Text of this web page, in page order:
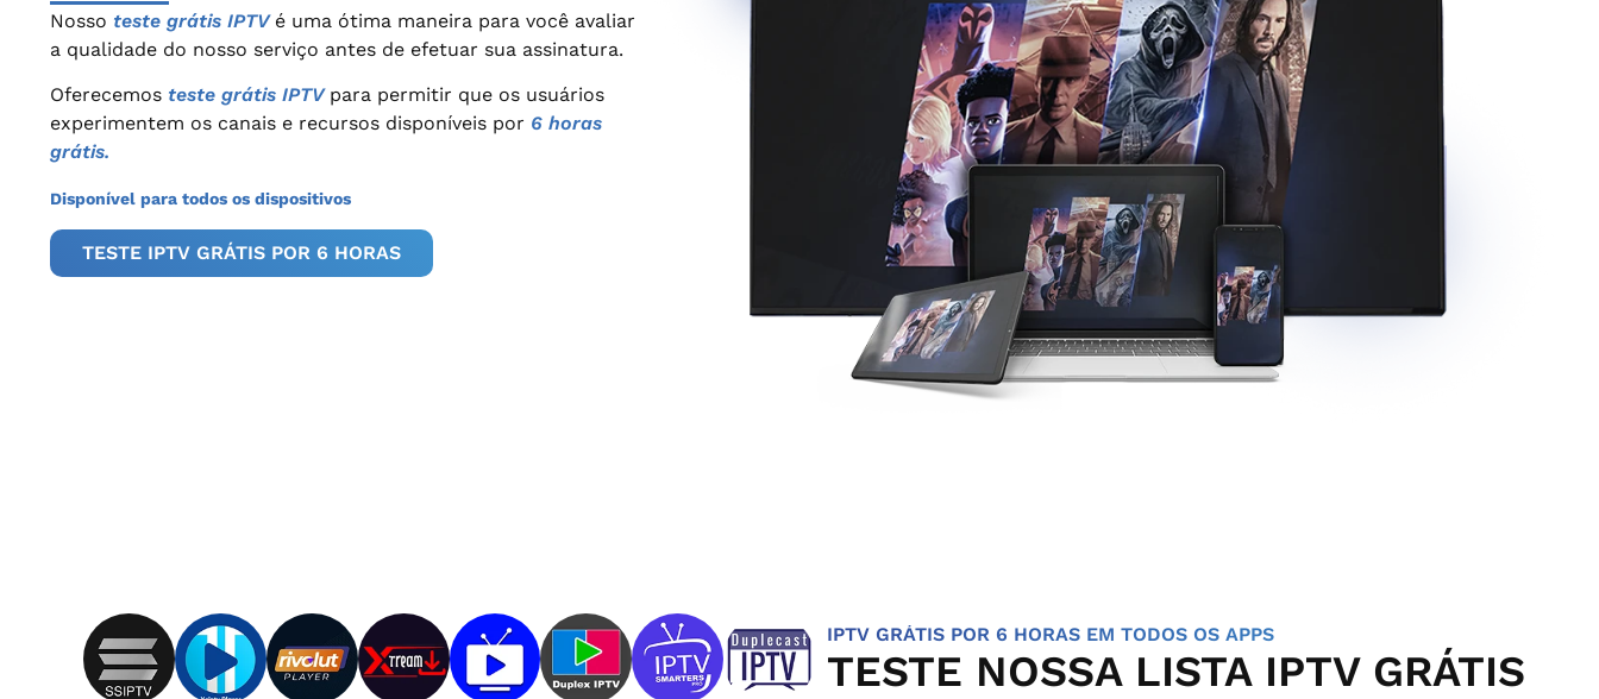
Nosso teste grátis IPTVé uma ótima maneira para você avaliar
a qualidade do nosso serviço antes de efetuar sua assinatura.
Oferecemos teste grátis IPTVpara permitir que os usuários
experimentem os canais e recursos disponíveis por 6 horas
grátis.
Disponível para todos os dispositivos
TESTE IPTV GRÁTIS POR 6 HORAS
IPTV GRÁTIS POR 6 HORAS EM TODOS OS APPS
TESTE NOSSA LISTA IPTV GRÁTIS